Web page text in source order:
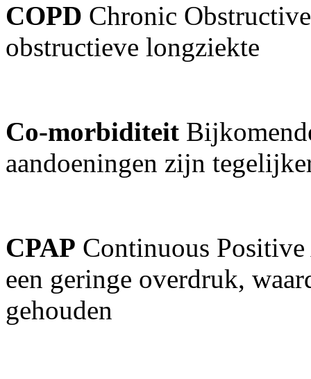
COPD Chronic
obstructieve longziekte
Co-morbiditeit
aandoeningen zijn
CPAP Continuous Positive
een geringe overdruk,
gehouden